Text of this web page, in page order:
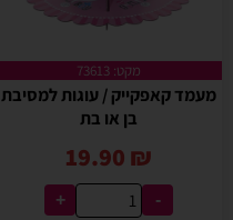
מקט: 73613
מעמד קאפקייק / עוגות למסיבת
בן או בת
19.90 ₪
-
+